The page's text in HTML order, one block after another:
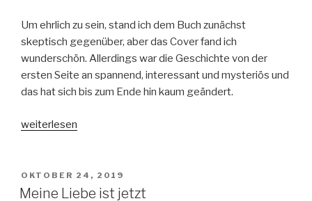
Um ehrlich zu sein, stand ich dem Buch zunächst
skeptisch gegenüber, aber das Cover fand ich
wunderschön. Allerdings war die Geschichte von der
ersten Seite an spannend, interessant und mysteriös und
das hat sich bis zum Ende hin kaum geändert.
„Touch
Die
Sage
weiterlesen
VERÖFFENTLICHT
AM
OKTOBER 24, 2019
Meine Liebe ist jetzt